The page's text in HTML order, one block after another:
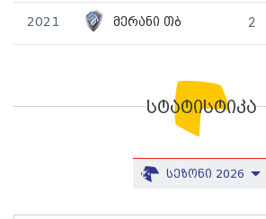
2021 მერანი თბ 2
სტატისტიკა
სეზონი 2026